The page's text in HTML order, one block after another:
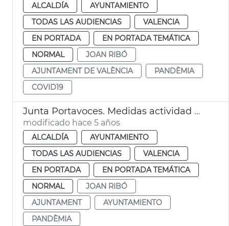
ALCALDÍA
AYUNTAMIENTO
TODAS LAS AUDIENCIAS
VALENCIA
EN PORTADA
EN PORTADA TEMÁTICA
NORMAL
JOAN RIBÓ
AJUNTAMENT DE VALÈNCIA
PANDÈMIA
COVID19
Junta Portavoces. Medidas actividad municipal pandemia
modificado hace 5 años
ALCALDÍA
AYUNTAMIENTO
TODAS LAS AUDIENCIAS
VALENCIA
EN PORTADA
EN PORTADA TEMÁTICA
NORMAL
JOAN RIBÓ
AJUNTAMENT
AYUNTAMIENTO
PANDÈMIA